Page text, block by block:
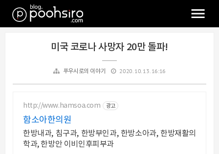
미국 코로나 사망자 20만 돌파!
푸우시로의 이야기 2020. 10. 13. 16:16
http://www.hamsoa.com 광고
함소아한의원
한방내과, 침구과, 한방부인과, 한방소아과, 한방재활의
학과, 한방안 이비인후피부과